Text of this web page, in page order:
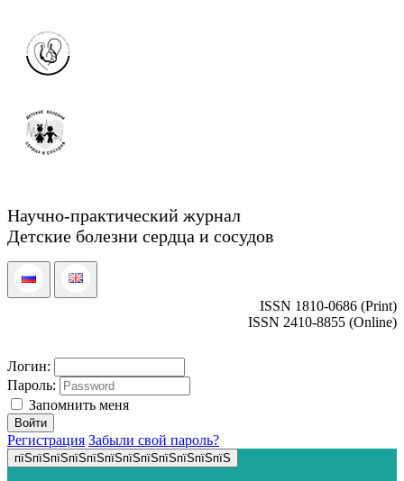
Научно-практический журнал
Детские болезни сердца и сосудов
ISSN 1810-0686 (Print)
ISSN 2410-8855 (Online)
Логин:
Пароль:
Запомнить меня
Регистрация Забыли свой пароль?
пїЅпїЅпїЅпїЅпїЅпїЅпїЅпїЅпїЅпїЅпїЅпїЅ